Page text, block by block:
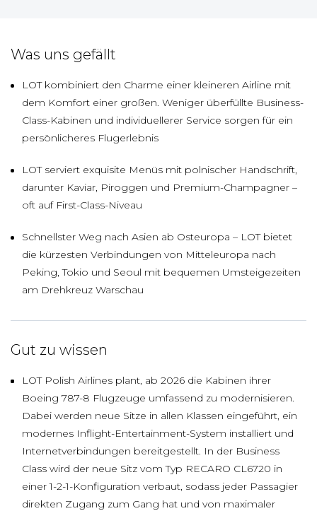
Was uns gefällt
LOT kombiniert den Charme einer kleineren Airline mit
dem Komfort einer großen. Weniger überfüllte Business-
Class-Kabinen und individuellerer Service sorgen für ein
persönlicheres Flugerlebnis
LOT serviert exquisite Menüs mit polnischer Handschrift,
darunter Kaviar, Piroggen und Premium-Champagner –
oft auf First-Class-Niveau
Schnellster Weg nach Asien ab Osteuropa – LOT bietet
die kürzesten Verbindungen von Mitteleuropa nach
Peking, Tokio und Seoul mit bequemen Umsteigezeiten
am Drehkreuz Warschau
Gut zu wissen
LOT Polish Airlines plant, ab 2026 die Kabinen ihrer
Boeing 787-8 Flugzeuge umfassend zu modernisieren.
Dabei werden neue Sitze in allen Klassen eingeführt, ein
modernes Inflight-Entertainment-System installiert und
Internetverbindungen bereitgestellt. In der Business
Class wird der neue Sitz vom Typ RECARO CL6720 in
einer 1-2-1-Konfiguration verbaut, sodass jeder Passagier
direkten Zugang zum Gang hat und von maximaler